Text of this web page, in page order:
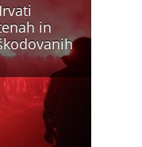
in